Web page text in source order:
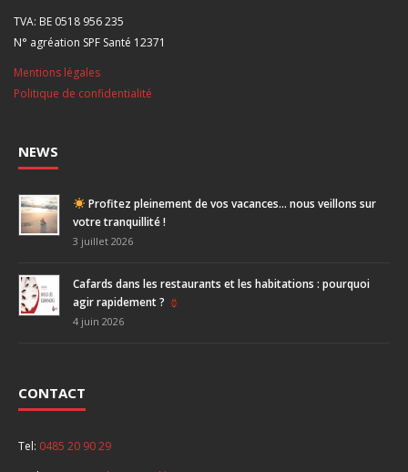
TVA: BE 0518 956 235
N° agréation SPF Santé 12371
Mentions légales
Politique de confidentialité
NEWS
Profitez pleinement de vos vacances… nous veillons sur
votre tranquillité !
3 juillet 2026
Cafards dans les restaurants et les habitations : pourquoi
agir rapidement ?
4 juin 2026
CONTACT
Tel: 0485 20 90 29